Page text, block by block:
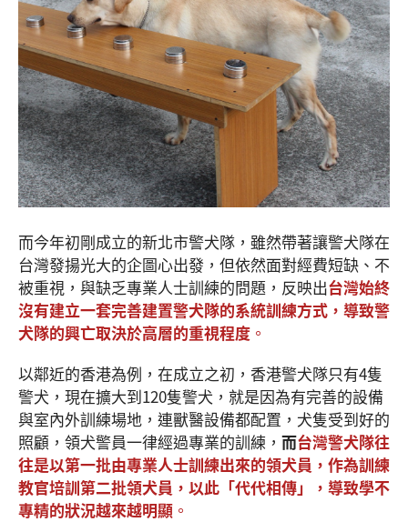
而今年初剛成立的新北市警犬隊，雖然帶著讓警犬隊在
台灣發揚光大的企圖心出發，但依然面對經費短缺、不
被重視，與缺乏專業人士訓練的問題，反映出台灣始終
沒有建立一套完善建置警犬隊的系統訓練方式，導致警
犬隊的興亡取決於高層的重視程度 。
以鄰近的香港為例，在成立之初，香港警犬隊只有4隻
警犬，現在擴大到120隻警犬，就是因為有完善的設備
與室內外訓練場地，連獸醫設備都配置，犬隻受到好的
照顧，領犬警員一律經過專業的訓練， 而台灣警犬隊往
往是以第一批由專業人士訓練出來的領犬員，作為訓練
教官培訓第二批領犬員，以此「代代相傳」，導致學不
專精的狀況越來越明顯 。